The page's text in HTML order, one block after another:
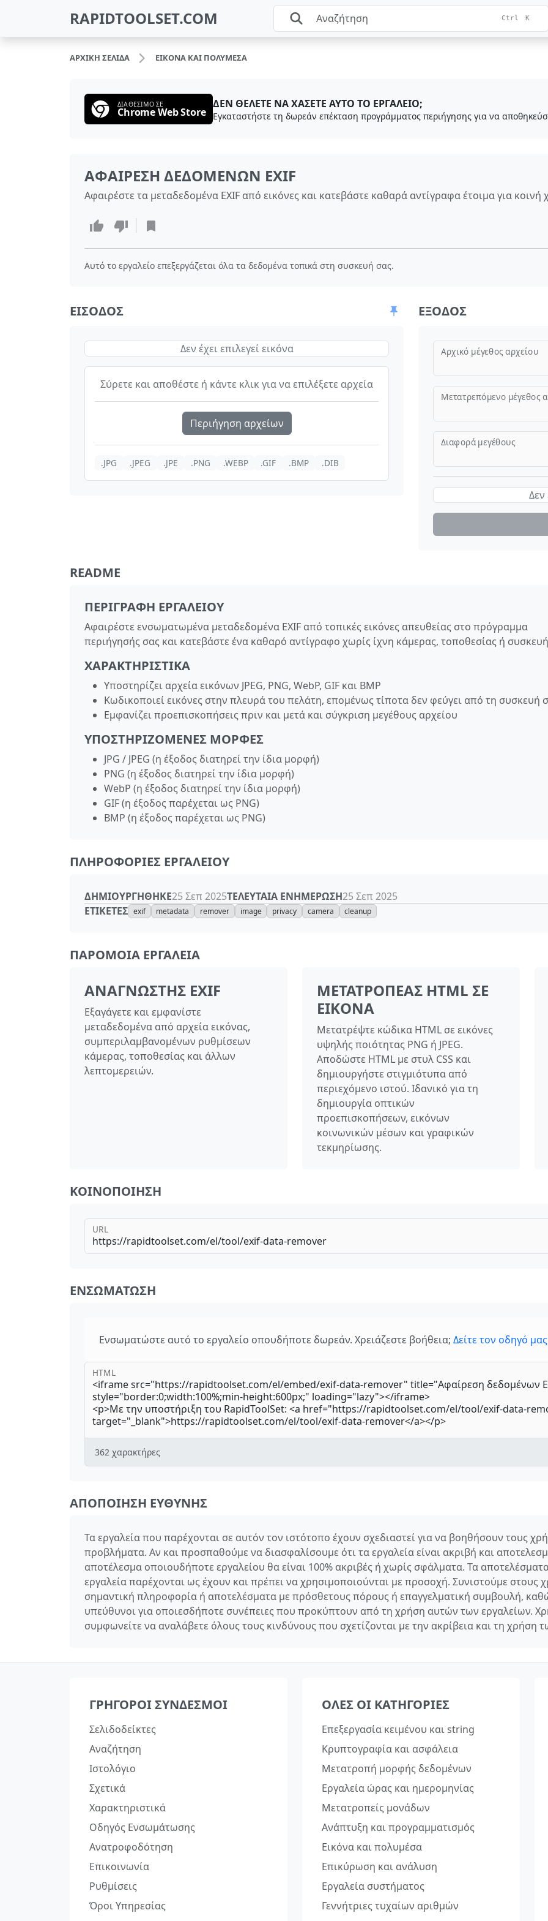
RAPIDTOOLSET.COM Ctrl K
ΑΡΧΙΚΉ ΣΕΛΊΔΑ ΕΙΚΌΝΑ ΚΑΙ ΠΟΛΥΜΈΣΑ
ΔΙΑΘΈΣΙΜΟ ΣΕ
Chrome Web Store
ΔΕΝ ΘΈΛΕΤΕ ΝΑ ΧΆΣΕΤΕ ΑΥΤΌ ΤΟ ΕΡΓΑΛΕΊΟ;
ΑΦΑΊΡΕΣΗ ΔΕΔΟΜΈΝΩΝ EXIF
Αφαιρέστε τα μεταδεδομένα EXIF από εικόνες και κατεβάστε καθαρά αντίγραφα έτοιμα για κοινή
Αυτό το εργαλείο επεξεργάζεται όλα τα δεδομένα τοπικά στη συσκευή σας.
ΕΊΣΟΔΟΣ
Δεν έχει επιλεγεί εικόνα
Σύρετε και αποθέστε ή κάντε κλικ για να επιλέξετε αρχεία
Περιήγηση αρχείων
.JPG .JPEG .JPE .PNG .WEBP .GIF .BMP .DIB
ΈΞΟΔΟΣ
Αρχικό μέγεθος αρχείου
Μετατρεπόμενο μέγεθος
Διαφορά μεγέθους
Δεν
README
ΠΕΡΙΓΡΑΦΉ ΕΡΓΑΛΕΊΟΥ
Αφαιρέστε ενσωματωμένα μεταδεδομένα EXIF από τοπικές εικόνες απευθείας στο πρόγραμμα
περιήγησής σας και κατεβάστε ένα καθαρό αντίγραφο χωρίς ίχνη κάμερας, τοποθεσίας ή
ΧΑΡΑΚΤΗΡΙΣΤΙΚΆ
Υποστηρίζει αρχεία εικόνων JPEG, PNG, WebP, GIF και BMP
Κωδικοποιεί εικόνες στην πλευρά του πελάτη, επομένως τίποτα δεν φεύγει από τη συσκευή
Εμφανίζει προεπισκοπήσεις πριν και μετά και σύγκριση μεγέθους αρχείου
ΥΠΟΣΤΗΡΙΖΌΜΕΝΕΣ ΜΟΡΦΈΣ
JPG / JPEG (η έξοδος διατηρεί την ίδια μορφή)
PNG (η έξοδος διατηρεί την ίδια μορφή)
WebP (η έξοδος διατηρεί την ίδια μορφή)
GIF (η έξοδος παρέχεται ως PNG)
BMP (η έξοδος παρέχεται ως PNG)
ΠΛΗΡΟΦΟΡΊΕΣ ΕΡΓΑΛΕΊΟΥ
ΔΗΜΙΟΥΡΓΉΘΗΚΕ25 Σεπ 2025ΤΕΛΕΥΤΑΊΑ ΕΝΗΜΈΡΩΣΗ25 Σεπ 2025
ΕΤΙΚΈΤΕΣ exif metadata remover image privacy camera cleanup
ΠΑΡΌΜΟΙΑ ΕΡΓΑΛΕΊΑ
ΑΝΑΓΝΏΣΤΗΣ EXIF
Εξαγάγετε και εμφανίστε
μεταδεδομένα από αρχεία εικόνας,
συμπεριλαμβανομένων ρυθμίσεων
κάμερας, τοποθεσίας και άλλων
λεπτομερειών.
ΜΕΤΑΤΡΟΠΈΑΣ HTML ΣΕ
ΕΙΚΌΝΑ
Μετατρέψτε κώδικα HTML σε εικόνες
υψηλής ποιότητας PNG ή JPEG.
Αποδώστε HTML με στυλ CSS και
δημιουργήστε στιγμιότυπα από
περιεχόμενο ιστού. Ιδανικό για τη
δημιουργία οπτικών
προεπισκοπήσεων, εικόνων
κοινωνικών μέσων και γραφικών
τεκμηρίωσης.
ΚΟΙΝΟΠΟΊΗΣΗ
URL
ΕΝΣΩΜΆΤΩΣΗ
Ενσωματώστε αυτό το εργαλείο οπουδήποτε δωρεάν. Χρειάζεστε βοήθεια; Δείτε τον οδηγό μας
HTML
362 χαρακτήρες
ΑΠΟΠΟΊΗΣΗ ΕΥΘΎΝΗΣ
Τα εργαλεία που παρέχονται σε αυτόν τον ιστότοπο έχουν σχεδιαστεί για να βοηθήσουν τους
προβλήματα. Αν και προσπαθούμε να διασφαλίσουμε ότι τα εργαλεία είναι ακριβή και
αποτέλεσμα οποιουδήποτε εργαλείου θα είναι 100% ακριβές ή χωρίς σφάλματα. Τα
εργαλεία παρέχονται ως έχουν και πρέπει να χρησιμοποιούνται με προσοχή. Συνιστούμε
σημαντική πληροφορία ή αποτελέσματα με πρόσθετους πόρους ή επαγγελματική συμβουλή,
υπεύθυνοι για οποιεσδήποτε συνέπειες που προκύπτουν από τη χρήση αυτών των εργαλείων.
συμφωνείτε να αναλάβετε όλους τους κινδύνους που σχετίζονται με την ακρίβεια και τη
ΓΡΉΓΟΡΟΙ ΣΎΝΔΕΣΜΟΙ
Σελιδοδείκτες
Αναζήτηση
Ιστολόγιο
Σχετικά
Χαρακτηριστικά
Οδηγός Ενσωμάτωσης
Ανατροφοδότηση
Επικοινωνία
Ρυθμίσεις
Όροι Υπηρεσίας
ΌΛΕΣ ΟΙ ΚΑΤΗΓΟΡΊΕΣ
Επεξεργασία κειμένου και string
Κρυπτογραφία και ασφάλεια
Μετατροπή μορφής δεδομένων
Εργαλεία ώρας και ημερομηνίας
Μετατροπείς μονάδων
Ανάπτυξη και προγραμματισμός
Εικόνα και πολυμέσα
Επικύρωση και ανάλυση
Εργαλεία συστήματος
Γεννήτριες τυχαίων αριθμών